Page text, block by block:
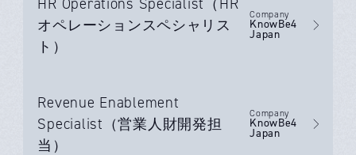
オペレーションスペシャリス
ト）
Company
KnowBe4
Japan
Revenue Enablement
Specialist（営業人財開発担
当）
Company
KnowBe4
Japan